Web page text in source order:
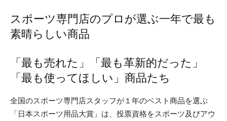
スポーツ専門店のプロが選ぶ一年で最も
素晴らしい商品
「最も売れた」「最も革新的だった」
「最も使ってほしい」商品たち
全国のスポーツ専門店スタッフが１年のベスト商品を選ぶ
「日本スポーツ用品大賞」は、投票資格をスポーツ及びアウ